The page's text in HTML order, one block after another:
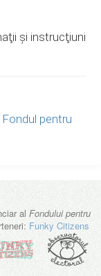
şi instrucţiuni
Fondul pentru
al Fondului pentru
Funky Citizens